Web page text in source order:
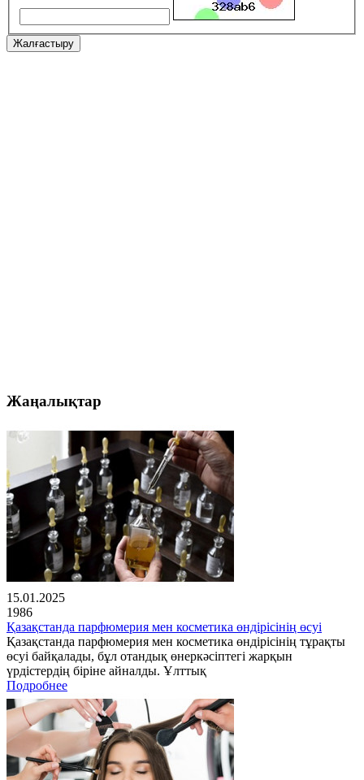
Жалғастыру
Жаңалықтар
15.01.2025
1986
Қазақстанда парфюмерия мен косметика өндірісінің өсуі
Қазақстанда парфюмерия мен косметика өндірісінің тұрақты
өсуі байқалады, бұл отандық өнеркәсіптегі жарқын
үрдістердің біріне айналды. Ұлттық
Подробнее